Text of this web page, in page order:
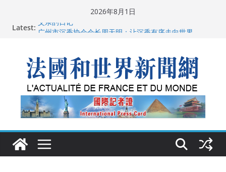
2026年8月1日
Latest: 父亲的日记
“没有空调的欧洲”：一场被放大的无知
从一杯沉香叶茶到一缕海南天香：加拿大茶艺师邓岚月
海南沉香文化考察纪行